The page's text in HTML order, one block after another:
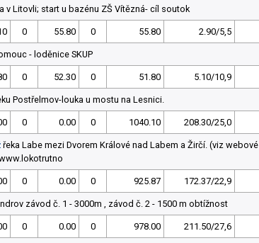
v Litovli; start u bazénu ZŠ Vítězná- cíl soutok
0 55.80 0 55.80 2.90/5,5
- loděnice SKUP
0 52.30 0 51.80 5.10/10,9
Postřelmov-louka u mostu na Lesnici.
0 0.00 0 1040.10 208.30/25,0
řeka Labe mezi Dvorem Králové nad Labem a Žirčí. (viz webové
0 0.00 0 925.87 172.37/22,9
závod č. 1 - 3000m , závod č. 2 - 1500 m obtížnost
0 0.00 0 978.00 211.50/27,6